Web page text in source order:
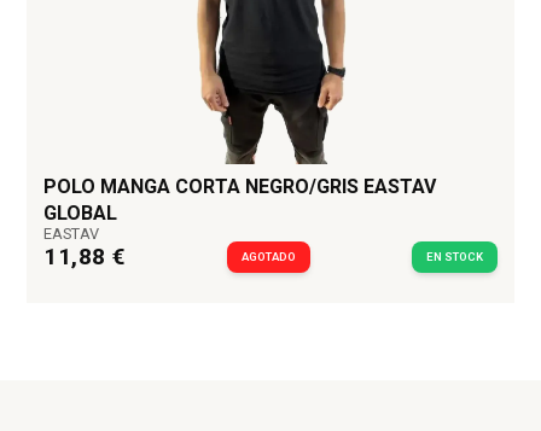
POLO MANGA CORTA NEGRO/GRIS EASTAV
GLOBAL
EASTAV
11,88 € AGOTADO EN STOCK